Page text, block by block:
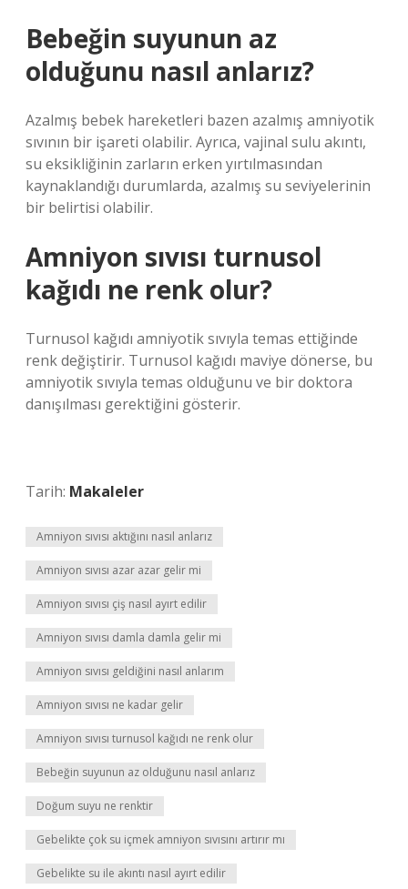
Bebeğin suyunun az
olduğunu nasıl anlarız?
Azalmış bebek hareketleri bazen azalmış amniyotik
sıvının bir işareti olabilir. Ayrıca, vajinal sulu akıntı,
su eksikliğinin zarların erken yırtılmasından
kaynaklandığı durumlarda, azalmış su seviyelerinin
bir belirtisi olabilir.
Amniyon sıvısı turnusol
kağıdı ne renk olur?
Turnusol kağıdı amniyotik sıvıyla temas ettiğinde
renk değiştirir. Turnusol kağıdı maviye dönerse, bu
amniyotik sıvıyla temas olduğunu ve bir doktora
danışılması gerektiğini gösterir.
Tarih: Makaleler
Amniyon sıvısı aktığını nasıl anlarız
Amniyon sıvısı azar azar gelir mi
Amniyon sıvısı çiş nasıl ayırt edilir
Amniyon sıvısı damla damla gelir mi
Amniyon sıvısı geldiğini nasıl anlarım
Amniyon sıvısı ne kadar gelir
Amniyon sıvısı turnusol kağıdı ne renk olur
Bebeğin suyunun az olduğunu nasıl anlarız
Doğum suyu ne renktir
Gebelikte çok su içmek amniyon sıvısını artırır mı
Gebelikte su ile akıntı nasıl ayırt edilir